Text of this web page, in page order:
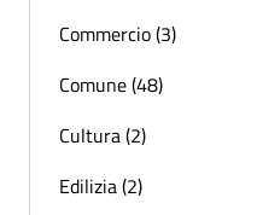
Commercio (3)
Comune (48)
Cultura (2)
Edilizia (2)